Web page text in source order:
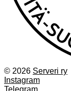
© 2026 Serveri ry
Instagram
Telegram